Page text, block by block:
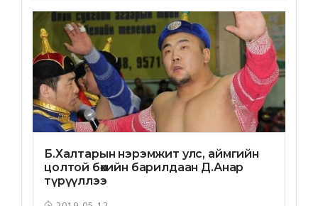
Б.Халтарын нэрэмжит улс, аймгийн
цолтой бөхийн барилдаан Д.Анар
түрүүллээ